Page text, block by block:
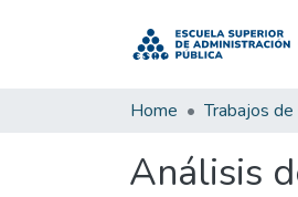
Home Trabajos de
Análisis